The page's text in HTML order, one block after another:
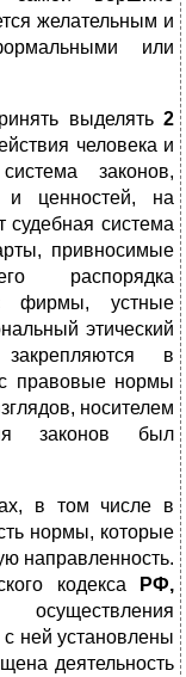
желательным и
или
выделять 2
человека и
законов,
и ценностей, на
судебная система
привносимые
распорядка
фирмы, устные
этический
в
правовые нормы
носителем
законов был
в том числе в
нормы, которые
направленность.
кодекса
РФ,
с ней установлены
деятельность